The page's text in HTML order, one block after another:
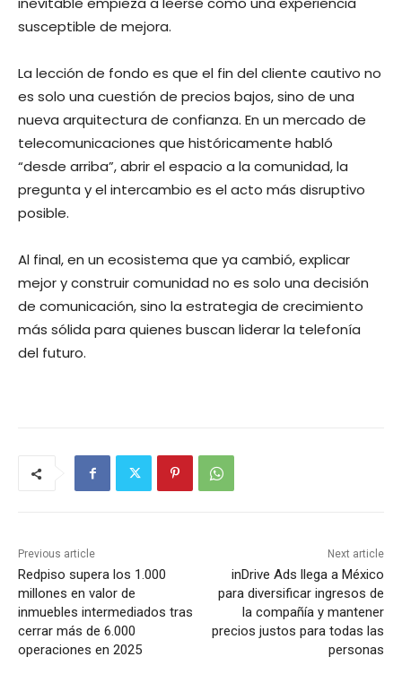
susceptible de mejora.
La lección de fondo es que el fin del cliente cautivo no
es solo una cuestión de precios bajos, sino de una
nueva arquitectura de confianza. En un mercado de
telecomunicaciones que históricamente habló
“desde arriba”, abrir el espacio a la comunidad, la
pregunta y el intercambio es el acto más disruptivo
posible.
Al final, en un ecosistema que ya cambió, explicar
mejor y construir comunidad no es solo una decisión
de comunicación, sino la estrategia de crecimiento
más sólida para quienes buscan liderar la telefonía
del futuro.
Previous article
Redpiso supera los 1.000
millones en valor de
inmuebles intermediados tras
cerrar más de 6.000
operaciones en 2025
Next article
inDrive Ads llega a México
para diversificar ingresos de
la compañía y mantener
precios justos para todas las
personas